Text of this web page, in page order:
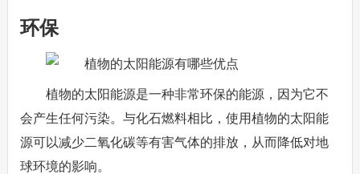
环保
植物的太阳能源是一种非常环保的能源，因为它不
会产生任何污染。与化石燃料相比，使用植物的太阳能
源可以减少二氧化碳等有害气体的排放，从而降低对地
球环境的影响。